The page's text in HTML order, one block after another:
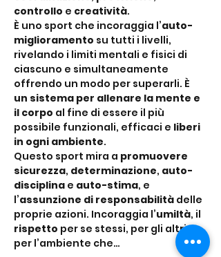
controllo e creatività.
È uno sport che incoraggia l’auto-
miglioramento su tutti i livelli,
rivelando i limiti mentali e fisici di
ciascuno e simultaneamente
offrendo un modo per superarli. È
un sistema per allenare la mente e
il corpo al fine di essere il più
possibile funzionali, efficaci e liberi
in ogni ambiente.
Questo sport mira a promuovere
sicurezza, determinazione, auto-
disciplina e auto-stima, e
l’assunzione di responsabilità delle
proprie azioni. Incoraggia l’umiltà, il
rispetto per se stessi, per gli altri e
per l’ambiente che…